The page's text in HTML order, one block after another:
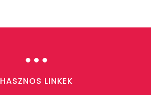
…
HASZNOS LINKEK